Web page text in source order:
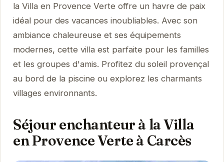
la Villa en Provence Verte offre un havre de paix
idéal pour des vacances inoubliables. Avec son
ambiance chaleureuse et ses équipements
modernes, cette villa est parfaite pour les familles
et les groupes d'amis. Profitez du soleil provençal
au bord de la piscine ou explorez les charmants
villages environnants.
Séjour enchanteur à la Villa
en Provence Verte à Carcès